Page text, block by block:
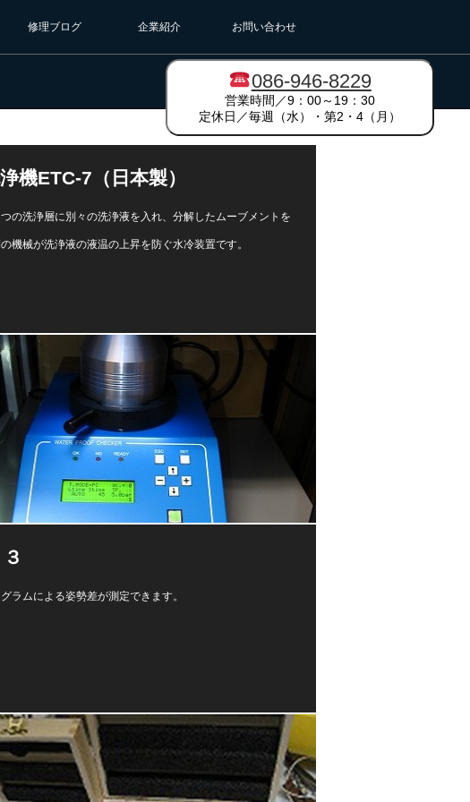
修理ブログ 企業紹介 お問い合わせ
機ETC-7（日本製）
の洗浄層に別々の洗浄液を入れ、分解したムーブメントを
機械が洗浄液の液温の上昇を防ぐ水冷装置です。
ラムによる姿勢差が測定できます。
086-946-8229
営業時間／9：00～19：30
定休日／毎週（水）・第2・4（月）